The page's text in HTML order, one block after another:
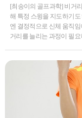
​[최송이의 골프과학] 비거
해 특정 스윙을 지도하기
엔 결정적으로 신체 움직
거리를 늘리는 과정이 필